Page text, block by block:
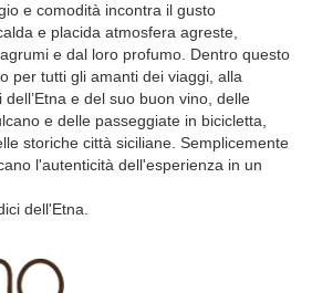
e comodità incontra il gusto
e placida atmosfera agreste,
e dal loro profumo. Dentro questo
per tutti gli amanti dei viaggi, alla
e del suo buon vino, delle
e delle passeggiate in bicicletta,
storiche città siciliane. Semplicemente
l'autenticità dell'esperienza in un
dell'Etna.